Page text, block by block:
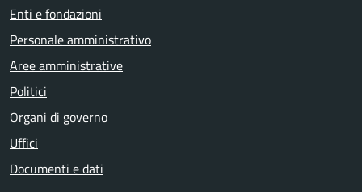
Enti e fondazioni
Personale amministrativo
Aree amministrative
Politici
Organi di governo
Uffici
Documenti e dati